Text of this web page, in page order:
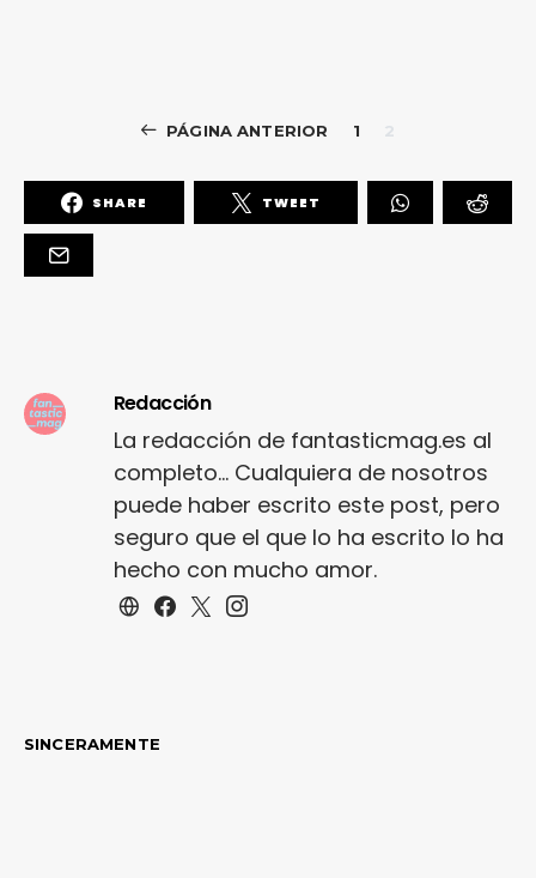
PÁGINA ANTERIOR 1 2
SHARE TWEET
Redacción
La redacción de fantasticmag.es al
completo... Cualquiera de nosotros
puede haber escrito este post, pero
seguro que el que lo ha escrito lo ha
hecho con mucho amor.
SINCERAMENTE